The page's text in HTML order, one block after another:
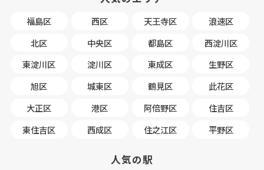
福島区 西区 天王寺区
浪速区
北区
中央区 都島区
西淀川区
東淀川区
淀川区 東成区
生野区
旭区
城東区 鶴見区
此花区
大正区
港区 阿倍野区
住吉区
東住吉区
西成区 住之江区 平野区
人気の駅